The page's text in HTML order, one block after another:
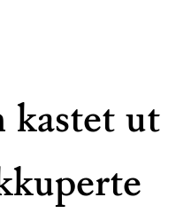
kastet ut